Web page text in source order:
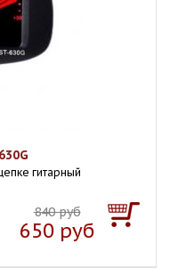
гитарный
840 руб
650 руб